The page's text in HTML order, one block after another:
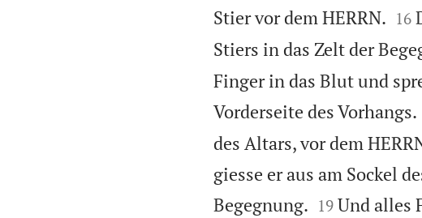
Stier vor dem HERRN.
16
Stiers in das Zelt der
Finger in das Blut und
Vorderseite des Vorhangs.
des Altars, vor dem
giesse er aus am Sockel
Begegnung.
19 Und alles